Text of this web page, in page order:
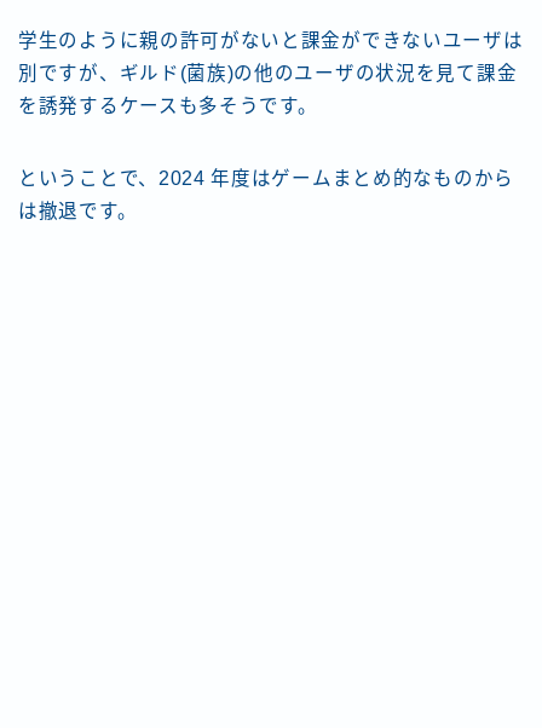
学生のように親の許可がないと課金ができないユーザは
別ですが、ギルド(菌族)の他のユーザの状況を見て課金
を誘発するケースも多そうです。
ということで、2024 年度はゲームまとめ的なものから
は撤退です。